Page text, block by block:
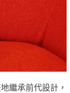
繼承前代設計，